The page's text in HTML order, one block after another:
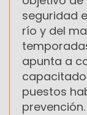
seguridad
río y del
apunta a
puestos
prevención.